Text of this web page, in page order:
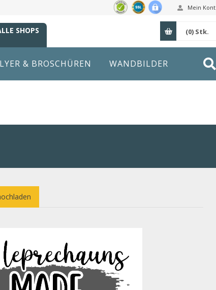
Mein
SHOPS (0) Stk.
& BROSCHÜREN WANDBILDER